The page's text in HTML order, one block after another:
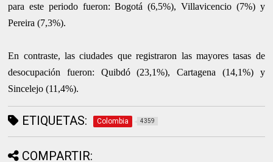
para este periodo fueron: Bogotá (6,5%), Villavicencio (7%) y
Pereira (7,3%).
En contraste, las ciudades que registraron las mayores tasas de
desocupación fueron: Quibdó (23,1%), Cartagena (14,1%) y
Sincelejo (11,4%).
ETIQUETAS: Colombia 4359
COMPARTIR: